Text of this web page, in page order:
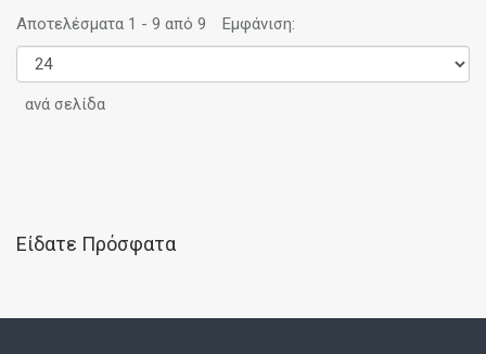
Αποτελέσματα 1 - 9 από 9 Εμφάνιση:
ανά σελίδα
Είδατε Πρόσφατα